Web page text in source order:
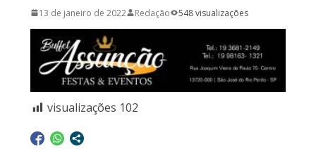
13 de janeiro de 2022 Redação 548 visualizações
visualizações 102